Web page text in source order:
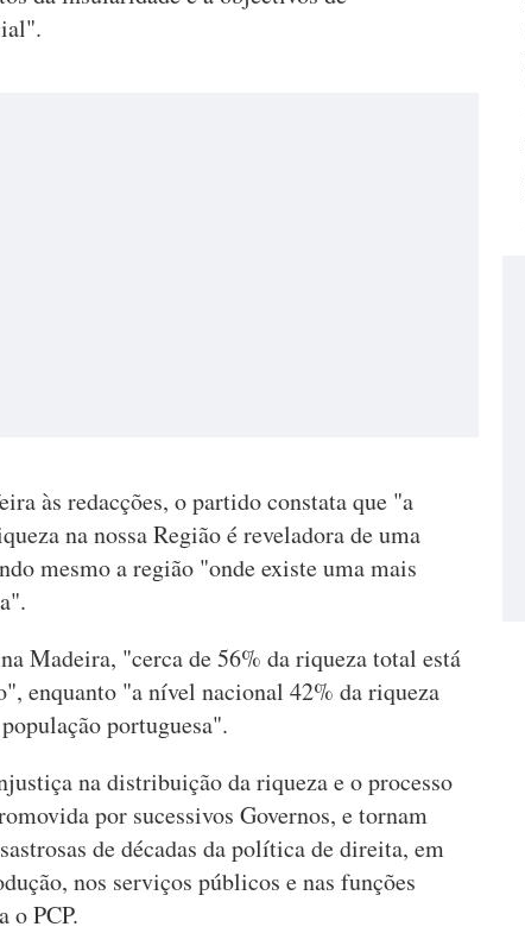
às redacções, o partido constata que "a
na nossa Região é reveladora de uma
mesmo a região "onde existe uma mais
Madeira, "cerca de 56% da riqueza total está
enquanto "a nível nacional 42% da riqueza
portuguesa".
na distribuição da riqueza e o processo
por sucessivos Governos, e tornam
de décadas da política de direita, em
nos serviços públicos e nas funções
o PCP.